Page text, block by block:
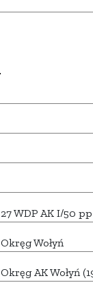
27 WDP AK I/50 pp
Okręg Wołyń
Okręg AK Wołyń